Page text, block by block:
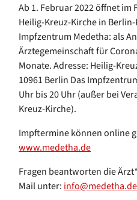
Ab 1. Februar 2022 öffnet im
Heilig-Kreuz-Kirche in
Impfzentrum Medetha: als
Ärztegemeinschaft für
Monate. Adresse: Heilig-
10961 Berlin Das
Uhr bis 20 Uhr (außer bei
Kreuz-Kirche).
Impftermine können online
www.medetha.de
Fragen beantworten die
Mail unter: info@medetha.de